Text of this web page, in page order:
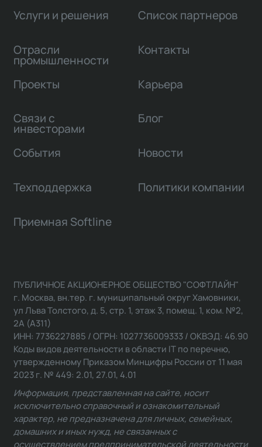
Услуги и решения
Отрасли
промышленности
Проекты
Связи с
инвесторами
Список партнеров
Контакты
Карьера
Блог
События Новости
Техподдержка Политики компании
Приемная Softline
ПУБЛИЧНОЕ АКЦИОНЕРНОЕ ОБЩЕСТВО "СОФТЛАЙН"
г. Москва, вн.тер. г. муниципальный округ Хамовники,
ул Льва Толстого, д. 5, стр. 1, этаж 3, помещ. 1, ком. №2,
2А (А311)
ИНН: 7736227885 / ОГРН: 1027736009333 / ОКВЭД: 46.90
Коды видов деятельности в области IT по перечню,
утвержденному Приказом Минцифры России от 11 мая
2023 г. № 449: 2.01, 27.01, 4.01
Информация, представленная на сайте, носит
исключительно справочный и ознакомительный
характер, не предназначена для личных, семейных,
домашних и иных нужд, не связанных с
осуществлением предпринимательской деятельности